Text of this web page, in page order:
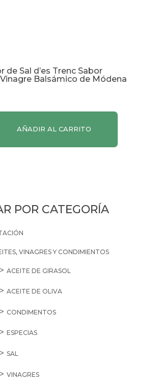
de Sal d’es Trenc Sabor
Balsámico de Módena
AÑADIR AL CARRITO
POR CATEGORÍA
VINAGRES Y CONDIMIENTOS
ACEITE DE GIRASOL
ACEITE DE OLIVA
CONDIMENTOS
ESPECIAS
SAL
VINAGRES